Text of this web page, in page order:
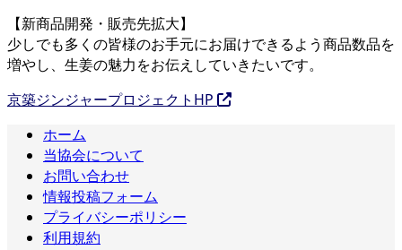
【新商品開発・販売先拡大】
少しでも多くの皆様のお手元にお届けできるよう商品数品を
増やし、生姜の魅力をお伝えしていきたいです。
京築ジンジャープロジェクトHP
ホーム
当協会について
お問い合わせ
情報投稿フォーム
プライバシーポリシー
利用規約